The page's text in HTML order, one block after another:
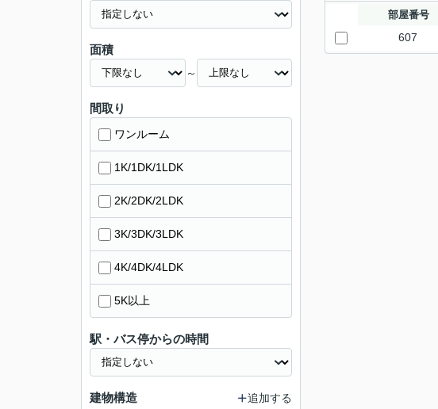
部屋番号
607
面積
～
間取り
ワンルーム
1K/1DK/1LDK
2K/2DK/2LDK
3K/3DK/3LDK
4K/4DK/4LDK
5K以上
駅・バス停からの時間
建物構造 追加する